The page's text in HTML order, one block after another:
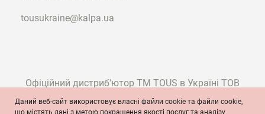
Для обрамлення ювеліри TOUS
2. 18-каратне золото;
tousukraine@kalpa.ua
Офіційний дистриб'ютор ТМ TOUS в Україні ТОВ
"Калпа"
Даний веб-сайт використовує власні файли cookie та файли cookie,
що містять дані з метою покращення якості послуг та аналізу